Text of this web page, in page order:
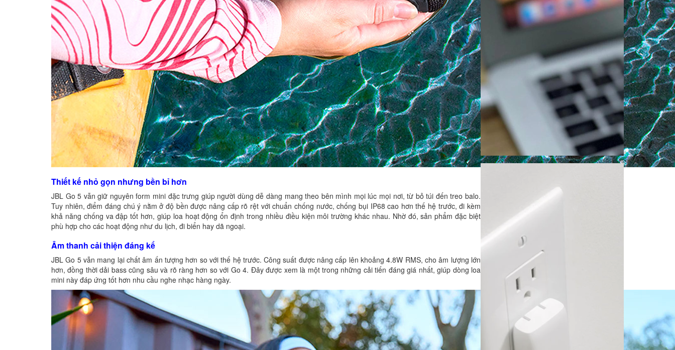
Thiết kế nhỏ gọn nhưng bền bỉ hơn
JBL Go 5 vẫn giữ nguyên form mini đặc trưng giúp người dùng dễ dàng mang theo bên mình mọi lúc mọi nơi, từ bỏ túi đến treo balo.
Tuy nhiên, điểm đáng chú ý nằm ở độ bền được nâng cấp rõ rệt với chuẩn chống nước, chống bụi IP68 cao hơn thế hệ trước, đi kèm
khả năng chống va đập tốt hơn, giúp loa hoạt động ổn định trong nhiều điều kiện môi trường khác nhau. Nhờ đó, sản phẩm đặc biệt
phù hợp cho các hoạt động như du lịch, đi biển hay dã ngoại.
Âm thanh cải thiện đáng kể
JBL Go 5 vẫn mang lại chất âm ấn tượng hơn so với thế hệ trước. Công suất được nâng cấp lên khoảng 4.8W RMS, cho âm lượng lớn
hơn, đồng thời dải bass cũng sâu và rõ ràng hơn so với Go 4. Đây được xem là một trong những cải tiến đáng giá nhất, giúp dòng loa
mini này đáp ứng tốt hơn nhu cầu nghe nhạc hàng ngày.